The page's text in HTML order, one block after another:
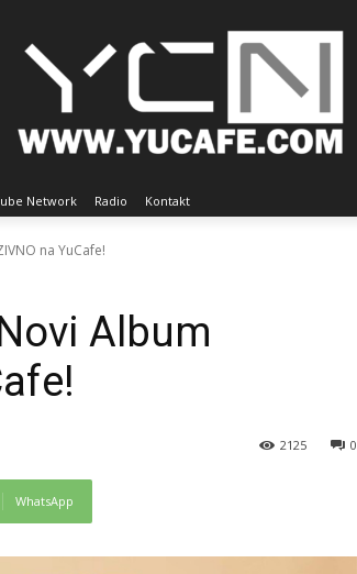
Network Radio Kontakt
na YuCafe!
Album
0
2125
WhatsApp